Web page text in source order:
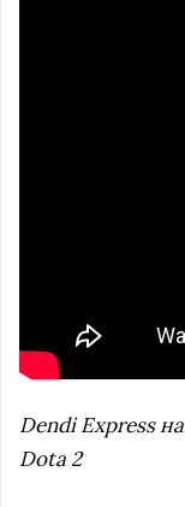
Dendi Express
Dota 2